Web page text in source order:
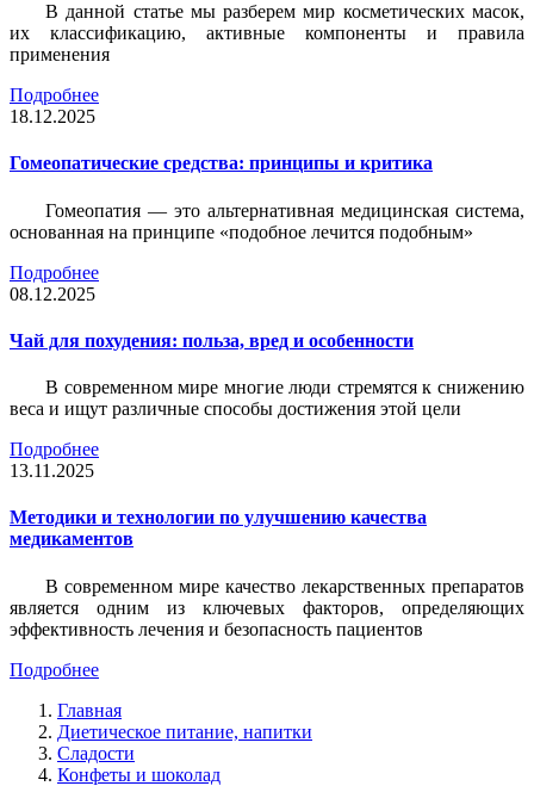
В данной статье мы разберем мир косметических масок,
их классификацию, активные компоненты и правила
применения
Подробнее
18.12.2025
Гомеопатические средства: принципы и критика
Гомеопатия — это альтернативная медицинская система,
основанная на принципе «подобное лечится подобным»
Подробнее
08.12.2025
Чай для похудения: польза, вред и особенности
В современном мире многие люди стремятся к снижению
веса и ищут различные способы достижения этой цели
Подробнее
13.11.2025
Методики и технологии по улучшению качества
медикаментов
В современном мире качество лекарственных препаратов
является одним из ключевых факторов, определяющих
эффективность лечения и безопасность пациентов
Подробнее
Главная
Диетическое питание, напитки
Сладости
Конфеты и шоколад